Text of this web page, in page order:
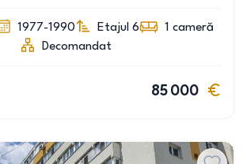
1977-1990 Etajul 6 1 cameră
Decomandat
85 000